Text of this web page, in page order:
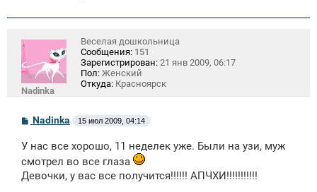
Nadinka
Веселая дошкольница
Сообщения: 151
Зарегистрирован: 21 янв 2009, 06:17
Пол: Женский
Откуда: Красноярск
С
о
б
щ
е
н
Nadinka 15 июл 2009, 04:14
У нас все хорошо, 11 неделек уже. Были на узи, муж
смотрел во все глаза
Девочки, у вас все получится!!!!!! АПЧХИ!!!!!!!!!!!